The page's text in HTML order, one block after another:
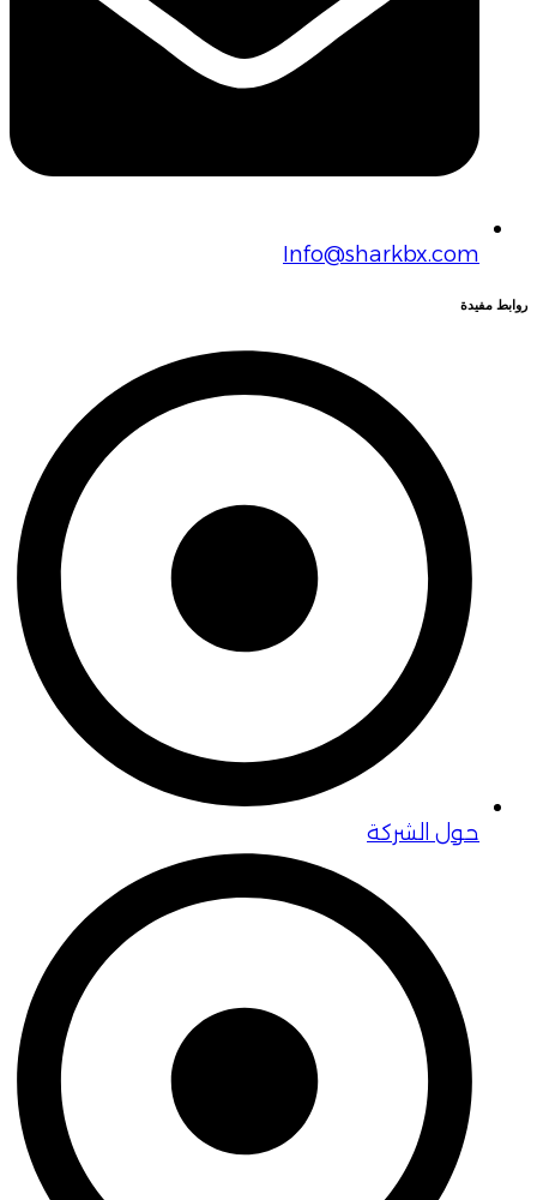
Info@sharkbx.com
روابط مفيدة
حول الشركة